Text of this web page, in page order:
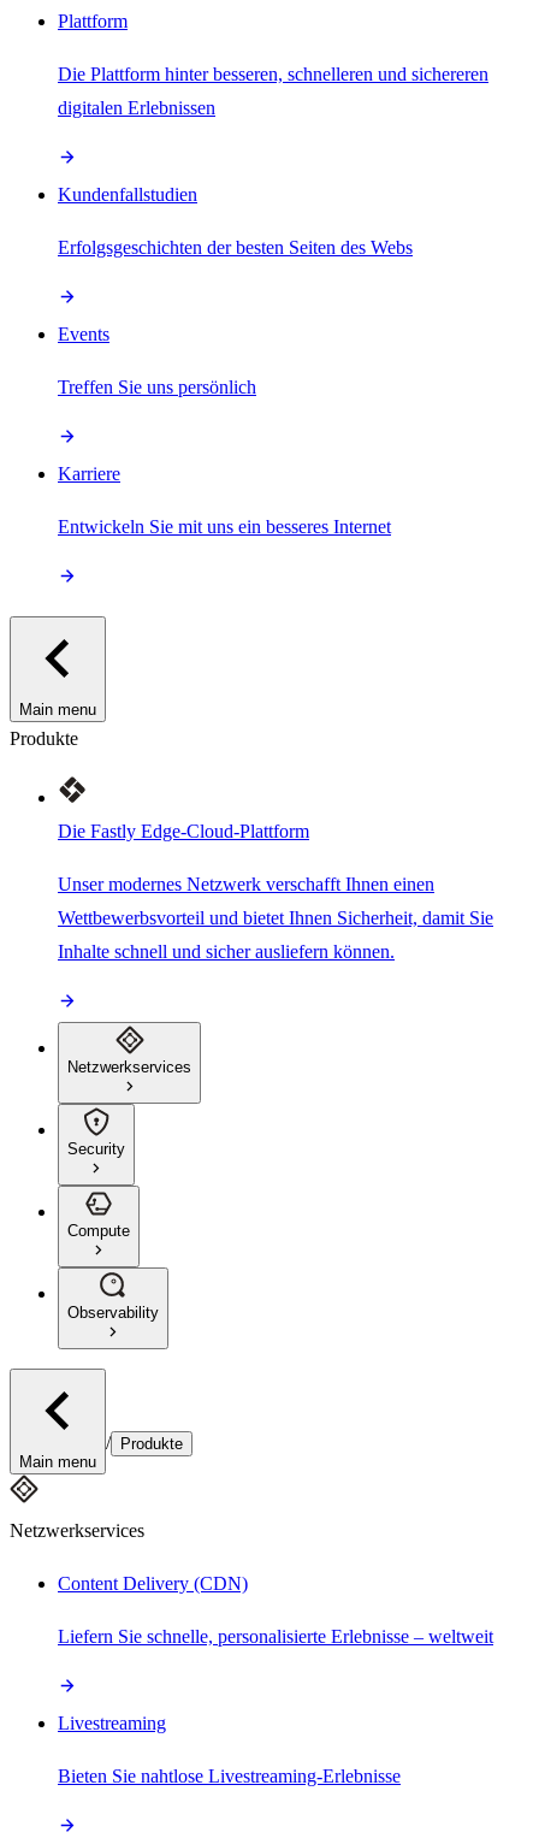
Plattform
Die Plattform hinter besseren, schnelleren und sichereren
digitalen Erlebnissen
Kundenfallstudien
Erfolgsgeschichten der besten Seiten des Webs
Events
Treffen Sie uns persönlich
Karriere
Entwickeln Sie mit uns ein besseres Internet
Main menu
Produkte
Die Fastly Edge-Cloud-Plattform
Unser modernes Netzwerk verschafft Ihnen einen
Wettbewerbsvorteil und bietet Ihnen Sicherheit, damit Sie
Inhalte schnell und sicher ausliefern können.
Netzwerkservices
Security
Compute
Observability
Main menu
/ Produkte
Netzwerkservices
Content Delivery (CDN)
Liefern Sie schnelle, personalisierte Erlebnisse – weltweit
Livestreaming
Bieten Sie nahtlose Livestreaming-Erlebnisse